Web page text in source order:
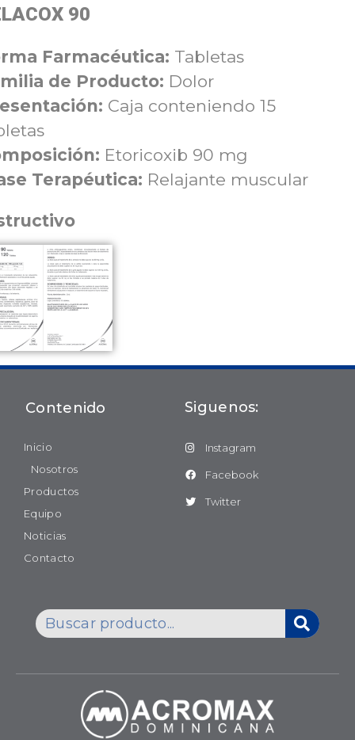
90
Farmacéutica: Tabletas
de Producto: Dolor
Caja conteniendo 15
Etoricoxib 90 mg
Terapéutica: Relajante muscular
Contenido
Inicio
Nosotros
Productos
Equipo
Noticias
Contacto
Siguenos:
Instagram
Facebook
Twitter